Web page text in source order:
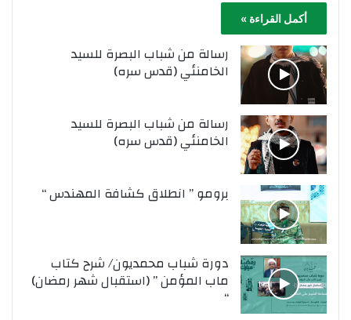
أكمل القراءة »
رسالة من شباب البصرة للسيد
الخامنئي (قدس سره)
رسالة من شباب البصرة للسيد
الخامنئي (قدس سره)
برومو ” انطلاق كشافة المهندس “
دورة شباب محمديون/ شرح كتاب
ماب المؤمن ” (استقبال شهر رمضان)
“